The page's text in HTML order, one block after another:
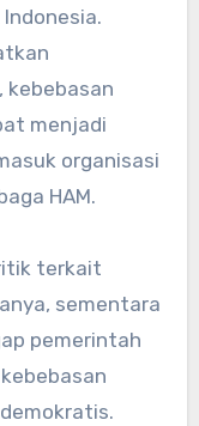
kebebasan
menjadi
organisasi
HAM.
terkait
sementara
pemerintah